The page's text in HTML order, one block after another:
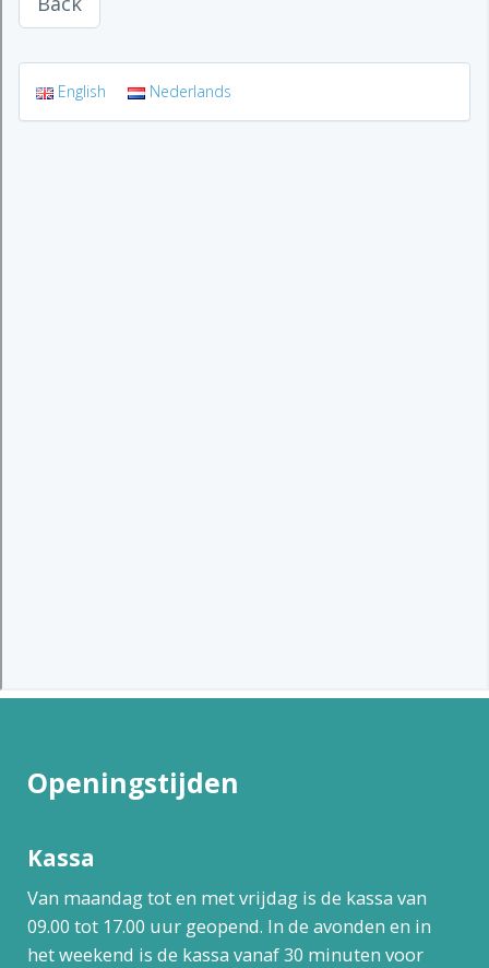
Openingstijden
Kassa
Van maandag tot en met vrijdag is de kassa van
09.00 tot 17.00 uur geopend. In de avonden en in
het weekend is de kassa vanaf 30 minuten voor